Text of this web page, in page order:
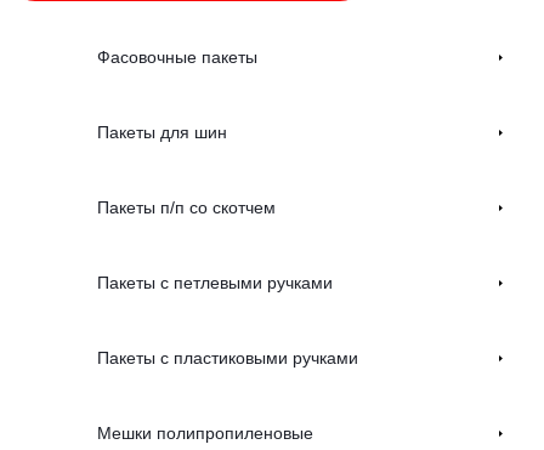
Фасовочные пакеты
Пакеты для шин
Пакеты п/п со скотчем
Пакеты с петлевыми ручками
Пакеты с пластиковыми ручками
Мешки полипропиленовые